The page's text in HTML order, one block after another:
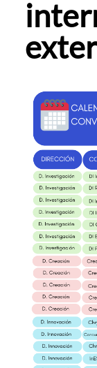
Creación
Innovación